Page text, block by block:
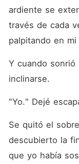
ardiente se
través de cada
palpitando en mi
Y cuando sonrió
inclinarse.
"Yo." Dejé
Se quitó el
descubierto la
que yo había